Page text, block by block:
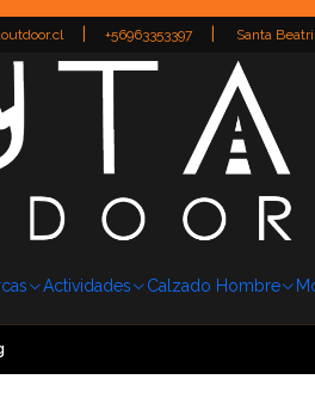
+56963353397
Santa
Actividades Calzado Hombre